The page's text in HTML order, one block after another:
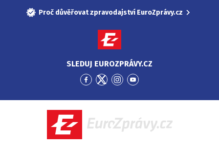
Proč důvěřovat zpravodajství EuroZprávy.cz
SLEDUJ EUROZPRÁVY.CZ
Přejít
Facebook
Přejít
Twitter
Přejít
Instagram
Přejít
YouTube
EuroZprávy.cz